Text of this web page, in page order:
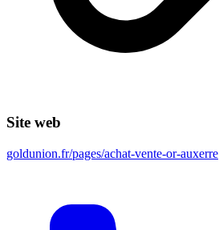
Site web
goldunion.fr/pages/achat-vente-or-auxerre